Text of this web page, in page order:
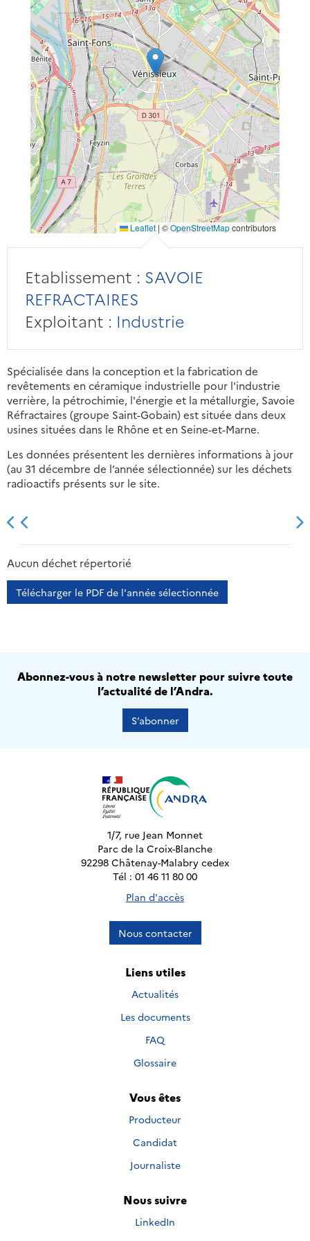
Leaflet | ©OpenStreetMapcontributors
Etablissement : SAVOIE
REFRACTAIRES
Exploitant : Industrie
Spécialisée dans la conception et la fabrication de
revêtements en céramique industrielle pour l'industrie
verrière, la pétrochimie, l'énergie et la métallurgie, Savoie
Réfractaires (groupe Saint-Gobain) est située dans deux
usines situées dans le Rhône et en Seine-et-Marne.
Les données présentent les dernières informations à jour
(au 31 décembre de l’année sélectionnée) sur les déchets
radioactifs présents sur le site.
2013 2014
Aucun déchet répertorié
Télécharger le PDF de l'année sélectionnée
Abonnez-vous à notre newsletter pour suivre toute
l’actualité de l’Andra.
S’abonner
1/7, rue Jean Monnet
Parc de la Croix-Blanche
92298 Châtenay-Malabry cedex
Tél : 01 46 11 80 00
Plan d'accès
Nous contacter
Liens utiles
Actualités
Les documents
FAQ
Glossaire
Vous êtes
Producteur
Candidat
Journaliste
Nous suivre
Nous suivre sur
LinkedIn